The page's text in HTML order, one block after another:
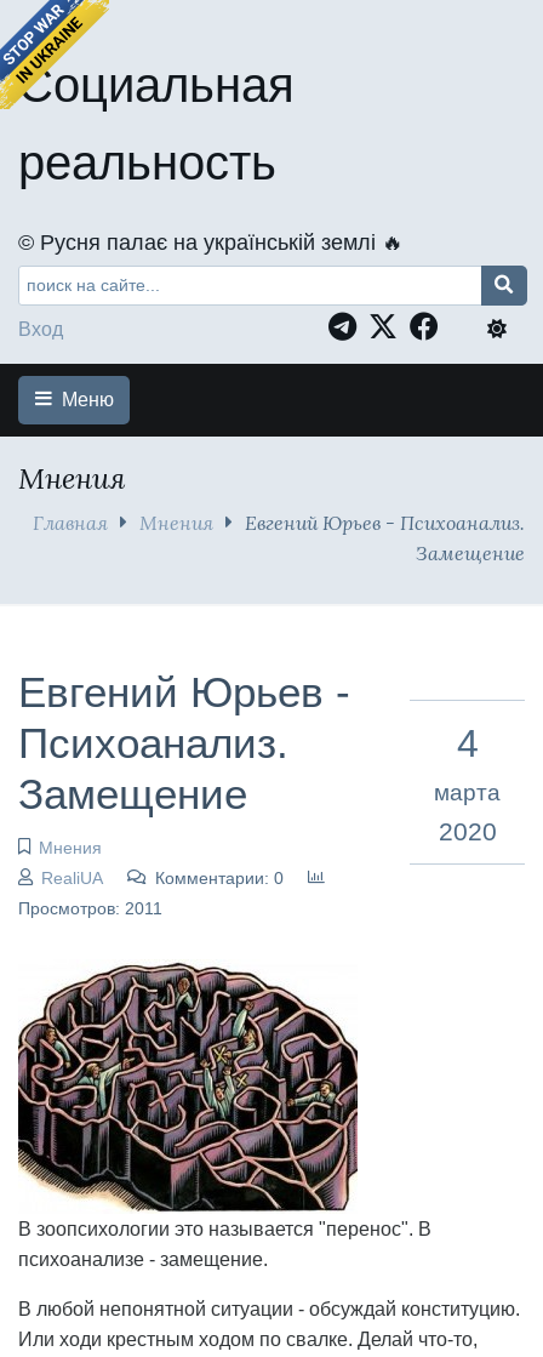
Социальная
реальность
©️ Русня палає на українській землі 🔥
Вход
Меню
Мнения
Главная Мнения
Евгений Юрьев - Психоанализ.
Замещение
Евгений Юрьев -
Психоанализ.
Замещение
Мнения
RealiUA
Комментарии: 0
Просмотров: 2011
4
марта
2020
В зоопсихологии это называется "перенос". В
психоанализе - замещение.
В любой непонятной ситуации - обсуждай конституцию.
Или ходи крестным ходом по свалке. Делай что-то,